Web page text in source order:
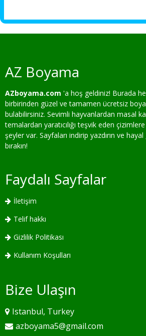
AZ Boyama
AZboyama.com 'a hoş geldiniz! Burada
birbirinden güzel ve tamamen ücretsiz
bulabilirsiniz. Sevimli hayvanlardan masal
temalardan yaratıcılığı teşvik eden
şeyler var. Sayfaları indirip yazdırın ve
bırakın!
Faydalı Sayfalar
İletişim
Telif hakkı
Gizlilik Politikası
Kullanım Koşulları
Bize Ulaşın
Istanbul, Turkey
azboyama5@gmail.com